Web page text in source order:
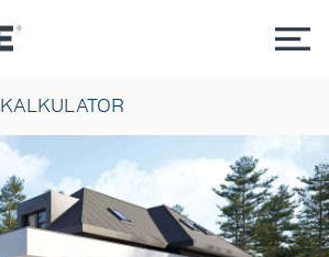
KALKULATOR